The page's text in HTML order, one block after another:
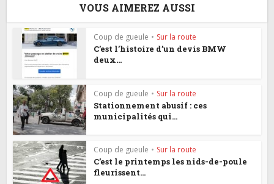
VOUS AIMEREZ AUSSI
Coup de gueule • Sur la route
C’est l’histoire d’un devis BMW
deux...
Coup de gueule • Sur la route
Stationnement abusif : ces
municipalités qui...
Coup de gueule • Sur la route
C’est le printemps les nids-de-poule
fleurissent...